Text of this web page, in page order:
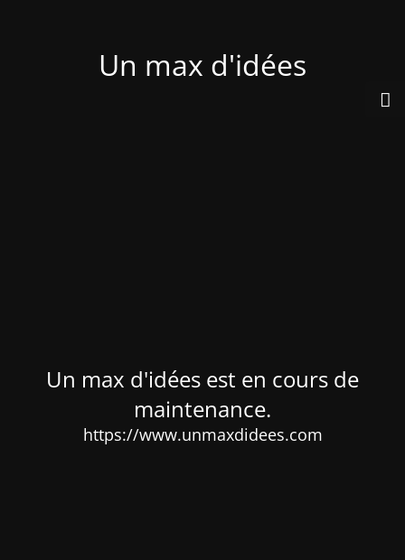
Un max d'idées
Un max d'idées est en cours de
maintenance.
https://www.unmaxdidees.com